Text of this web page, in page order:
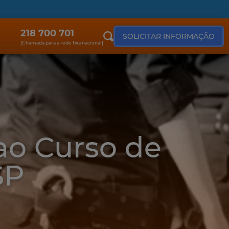
218 700 701
[Chamada para a rede fixa nacional]
SOLICITAR INFORMAÇÃO
Curso de